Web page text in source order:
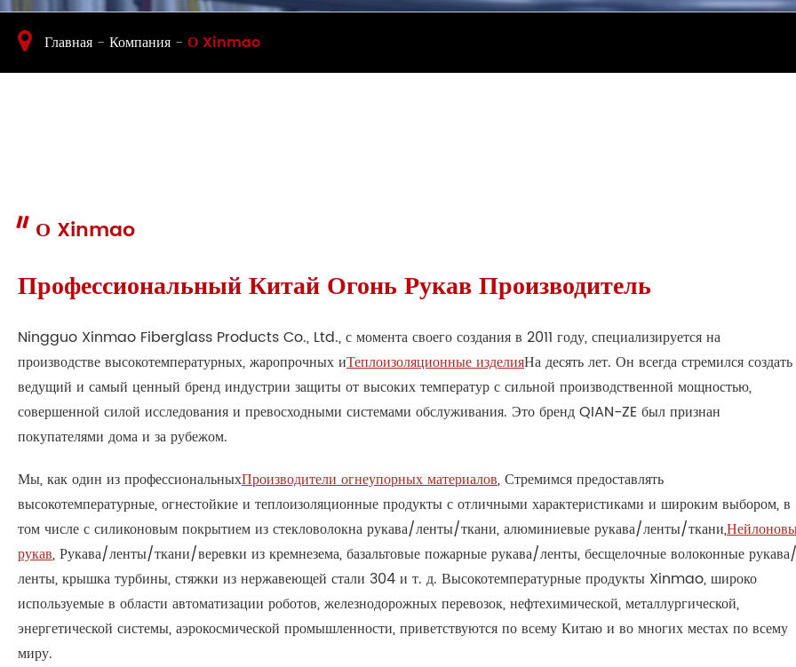
Главная Компания О Xinmao
О Xinmao
Профессиональный Китай Огонь Рукав Производитель
Ningguo Xinmao Fiberglass Products Co., Ltd., с момента своего создания в 2011 году, специализируется на
производстве высокотемпературных, жаропрочных иТеплоизоляционные изделияНа десять лет. Он всегда стремился создать
ведущий и самый ценный бренд индустрии защиты от высоких температур с сильной производственной мощностью,
совершенной силой исследования и превосходными системами обслуживания. Это бренд QIAN-ZE был признан
покупателями дома и за рубежом.
Мы, как один из профессиональныхПроизводители огнеупорных материалов, Стремимся предоставлять
высокотемпературные, огнестойкие и теплоизоляционные продукты с отличными характеристиками и широким выбором, в
том числе с силиконовым покрытием из стекловолокна рукава/ленты/ткани, алюминиевые рукава/ленты/ткани,
рукав, Рукава/ленты/ткани/веревки из кремнезема, базальтовые пожарные рукава/ленты, бесщелочные волоконные рукава/
ленты, крышка турбины, стяжки из нержавеющей стали 304 и т. д. Высокотемпературные продукты Xinmao, широко
используемые в области автоматизации роботов, железнодорожных перевозок, нефтехимической, металлургической,
энергетической системы, аэрокосмической промышленности, приветствуются по всему Китаю и во многих местах по всему
миру.